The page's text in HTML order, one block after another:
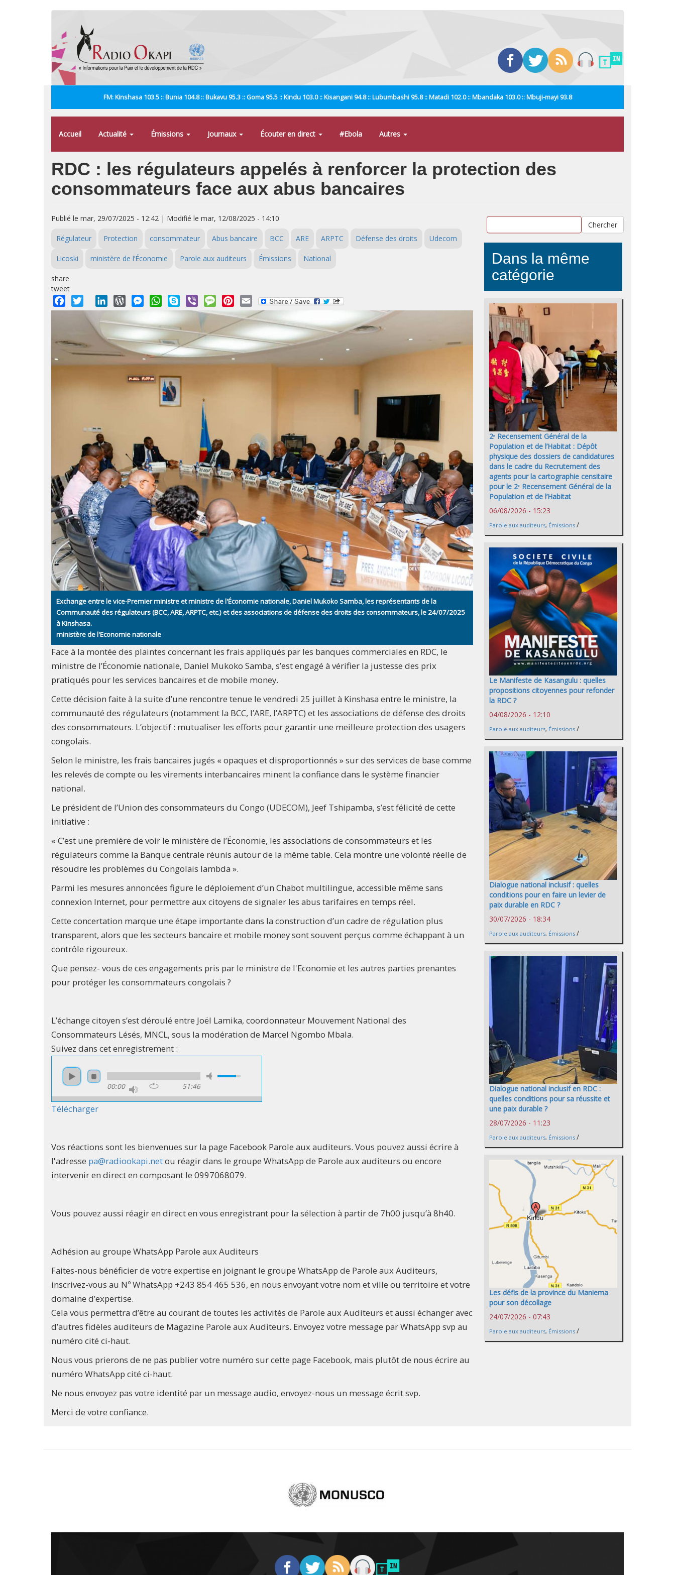
FM: Kinshasa 103.5 :: Bunia 104.8 :: Bukavu 95.3 :: Goma 95.5 :: Kindu 103.0 :: Kisangani 94.8 :: Lubumbashi 95.8 :: Matadi 102.0 :: Mbandaka 103.0 :: Mbuji-mayi 93.8
Accueil Actualité Émissions Journaux Écouter en direct #Ebola Autres
RDC : les régulateurs appelés à renforcer la protection des
consommateurs face aux abus bancaires
Publié le mar, 29/07/2025 - 12:42 | Modifié le mar, 12/08/2025 - 14:10
Régulateur Protection consommateur Abus bancaire BCC ARE ARPTC Défense des droits Udecom
Licoski ministère de l’Économie Parole aux auditeurs Émissions National
share
tweet
Facebook
Twitter LinkedInWordPressMessengerWhatsApp
Skype Viber MessagePinterest
Email
Exchange entre le vice-Premier ministre et ministre de l'Économie nationale, Daniel Mukoko Samba, les représentants de la
Communauté des régulateurs (BCC, ARE, ARPTC, etc.) et des associations de défense des droits des consommateurs, le 24/07/2025
à Kinshasa.
ministère de l'Economie nationale
Face à la montée des plaintes concernant les frais appliqués par les banques commerciales en RDC, le
ministre de l’Économie nationale, Daniel Mukoko Samba, s’est engagé à vérifier la justesse des prix
pratiqués pour les services bancaires et de mobile money.
Cette décision faite à la suite d’une rencontre tenue le vendredi 25 juillet à Kinshasa entre le ministre, la
communauté des régulateurs (notamment la BCC, l’ARE, l’ARPTC) et les associations de défense des droits
des consommateurs. L’objectif : mutualiser les efforts pour garantir une meilleure protection des usagers
congolais.
Selon le ministre, les frais bancaires jugés « opaques et disproportionnés » sur des services de base comme
les relevés de compte ou les virements interbancaires minent la confiance dans le système financier
national.
Le président de l’Union des consommateurs du Congo (UDECOM), Jeef Tshipamba, s’est félicité de cette
initiative :
« C’est une première de voir le ministère de l’Économie, les associations de consommateurs et les
régulateurs comme la Banque centrale réunis autour de la même table. Cela montre une volonté réelle de
résoudre les problèmes du Congolais lambda ».
Parmi les mesures annoncées figure le déploiement d’un Chabot multilingue, accessible même sans
connexion Internet, pour permettre aux citoyens de signaler les abus tarifaires en temps réel.
Cette concertation marque une étape importante dans la construction d’un cadre de régulation plus
transparent, alors que les secteurs bancaire et mobile money sont souvent perçus comme échappant à un
contrôle rigoureux.
Que pensez- vous de ces engagements pris par le ministre de l'Economie et les autres parties prenantes
pour protéger les consommateurs congolais ?
L’échange citoyen s’est déroulé entre Joël Lamika, coordonnateur Mouvement National des
Consommateurs Lésés, MNCL, sous la modération de Marcel Ngombo Mbala.
Suivez dans cet enregistrement :
00:00 51:46
Télécharger
Vos réactions sont les bienvenues sur la page Facebook Parole aux auditeurs. Vous pouvez aussi écrire à
l'adresse pa@radiookapi.netou réagir dans le groupe WhatsApp de Parole aux auditeurs ou encore
intervenir en direct en composant le 0997068079.
Vous pouvez aussi réagir en direct en vous enregistrant pour la sélection à partir de 7h00 jusqu’à 8h40.
Adhésion au groupe WhatsApp Parole aux Auditeurs
Faites-nous bénéficier de votre expertise en joignant le groupe WhatsApp de Parole aux Auditeurs,
inscrivez-vous au Nº WhatsApp +243 854 465 536, en nous envoyant votre nom et ville ou territoire et votre
domaine d’expertise.
Cela vous permettra d’être au courant de toutes les activités de Parole aux Auditeurs et aussi échanger avec
d’autres fidèles auditeurs de Magazine Parole aux Auditeurs. Envoyez votre message par WhatsApp svp au
numéro cité ci-haut.
Nous vous prierons de ne pas publier votre numéro sur cette page Facebook, mais plutôt de nous écrire au
numéro WhatsApp cité ci-haut.
Ne nous envoyez pas votre identité par un message audio, envoyez-nous un message écrit svp.
Merci de votre confiance.
Chercher
Dans la même
catégorie
2ᵉ Recensement Général de la
Population et de l’Habitat : Dépôt
physique des dossiers de candidatures
dans le cadre du Recrutement des
agents pour la cartographie censitaire
pour le 2ᵉ Recensement Général de la
Population et de l’Habitat
06/08/2026 - 15:23
Parole aux auditeurs, Émissions /
Le Manifeste de Kasangulu : quelles
propositions citoyennes pour refonder
la RDC ?
04/08/2026 - 12:10
Parole aux auditeurs, Émissions /
Dialogue national inclusif : quelles
conditions pour en faire un levier de
paix durable en RDC ?
30/07/2026 - 18:34
Parole aux auditeurs, Émissions /
Dialogue national inclusif en RDC :
quelles conditions pour sa réussite et
une paix durable ?
28/07/2026 - 11:23
Parole aux auditeurs, Émissions /
Les défis de la province du Maniema
pour son décollage
24/07/2026 - 07:43
Parole aux auditeurs, Émissions /